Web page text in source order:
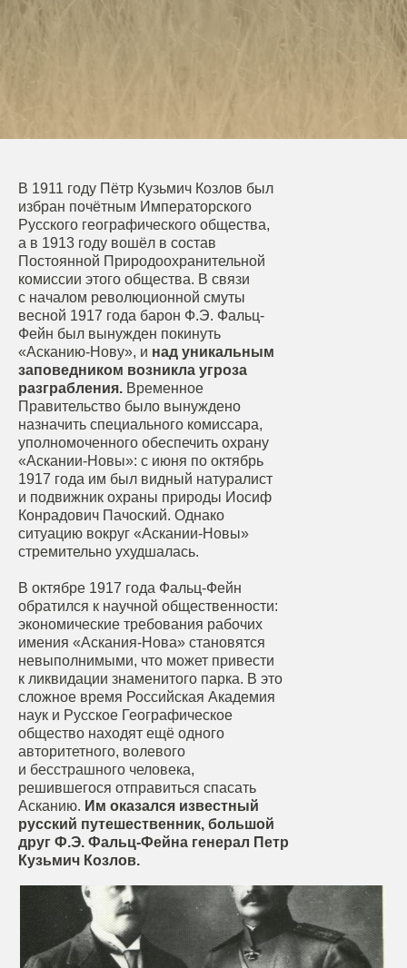
В 1911 году Пётр Кузьмич Козлов был
избран почётным Императорского
Русского географического общества,
а в 1913 году вошёл в состав
Постоянной Природоохранительной
комиссии этого общества. В связи
с началом революционной смуты
весной 1917 года барон Ф.Э. Фальц-
Фейн был вынужден покинуть
«Асканию-Нову», и над уникальным
заповедником возникла угроза
разграбления. Временное
Правительство было вынуждено
назначить специального комиссара,
уполномоченного обеспечить охрану
«Аскании-Новы»: с июня по октябрь
1917 года им был видный натуралист
и подвижник охраны природы Иосиф
Конрадович Пачоский. Однако
ситуацию вокруг «Аскании-Новы»
стремительно ухудшалась.
В октябре 1917 года Фальц-Фейн
обратился к научной общественности:
экономические требования рабочих
имения «Аскания-Нова» становятся
невыполнимыми, что может привести
к ликвидации знаменитого парка. В это
сложное время Российская Академия
наук и Русское Географическое
общество находят ещё одного
авторитетного, волевого
и бесстрашного человека,
решившегося отправиться спасать
Асканию. Им оказался известный
русский путешественник, большой
друг Ф.Э. Фальц-Фейна генерал Петр
Кузьмич Козлов.